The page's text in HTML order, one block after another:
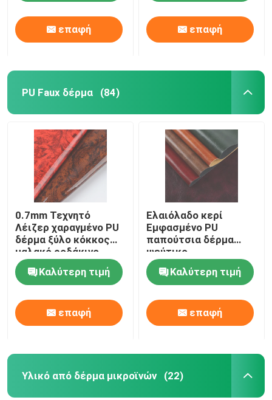
επαφή επαφή
PU Faux δέρμα (84)
0.7mm Τεχνητό
Λέιζερ χαραγμένο PU
δέρμα ξύλο κόκκος
μαλακό ροδάκινο
Καλύτερη τιμή
επαφή
Ελαιόλαδο κερί
Εμφασμένο PU
παπούτσια δέρμα
ψεύτικο
βούρτσισμένο υφή
οικολογικά φιλικό
Καλύτερη τιμή
επαφή
Υλικό από δέρμα μικροϊνών (22)